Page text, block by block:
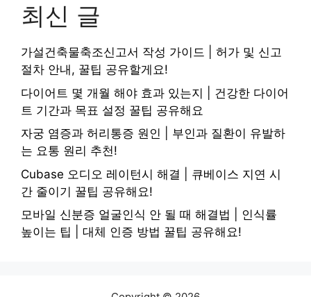
최신 글
가설건축물축조신고서 작성 가이드 | 허가 및 신고
절차 안내, 꿀팁 공유할게요!
다이어트 몇 개월 해야 효과 있는지 | 건강한 다이어
트 기간과 목표 설정 꿀팁 공유해요
자궁 염증과 허리통증 원인 | 부인과 질환이 유발하
는 요통 원리 추천!
Cubase 오디오 레이턴시 해결 | 큐베이스 지연 시
간 줄이기 꿀팁 공유해요!
모바일 신분증 얼굴인식 안 될 때 해결법 | 인식률
높이는 팁 | 대체 인증 방법 꿀팁 공유해요!